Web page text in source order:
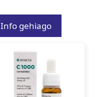
Info gehiago